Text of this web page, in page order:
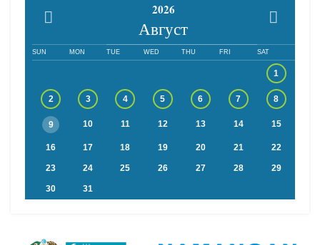
2026
Август
SUN MON TUE WED THU FRI SAT
1
2 3 4 5 6 7 8
9 10 11 12 13 14 15
16 17 18 19 20 21 22
23 24 25 26 27 28 29
30 31